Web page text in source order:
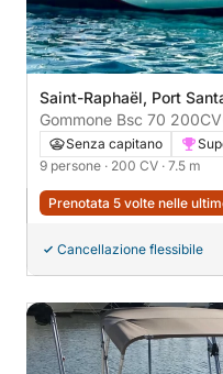
Saint-Raphaël, Port
Gommone Bsc 70 200CV
Senza capitano
9 persone · 200 CV · 7.5 m
Prenotata 5 volte nelle
Cancellazione flessibile